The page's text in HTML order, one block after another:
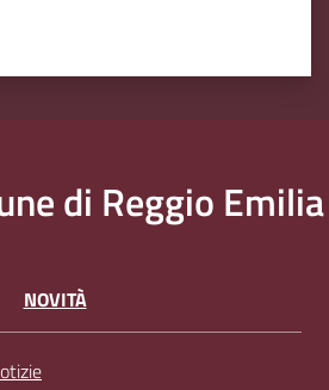
di Reggio Emilia
NOVITÀ